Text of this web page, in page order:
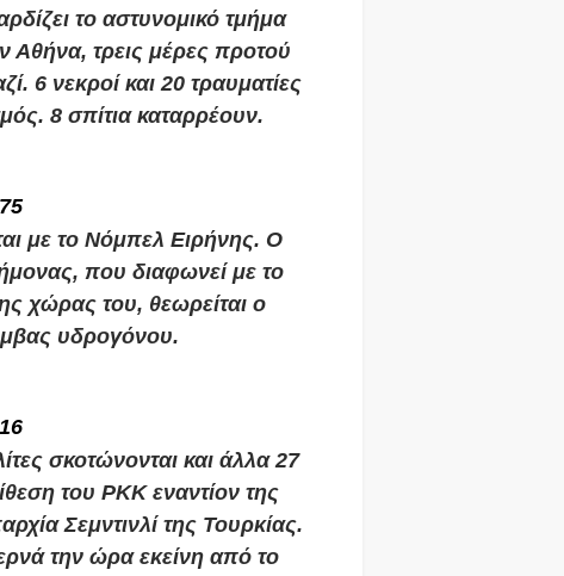
το αστυνομικό τμήμα
Αθήνα, τρεις μέρες προτού
6 νεκροί και 20 τραυματίες
8 σπίτια καταρρέουν.
με το Νόμπελ Ειρήνης. Ο
που διαφωνεί με το
χώρας του, θεωρείται ο
υδρογόνου.
σκοτώνονται και άλλα 27
του ΡΚΚ εναντίον της
Σεμντινλί της Τουρκίας.
την ώρα εκείνη από το